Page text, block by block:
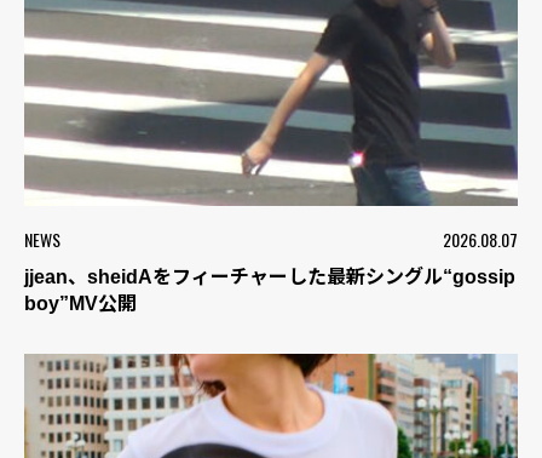
NEWS 2026.08.07
jjean、sheidAをフィーチャーした最新シングル“gossip
boy”MV公開